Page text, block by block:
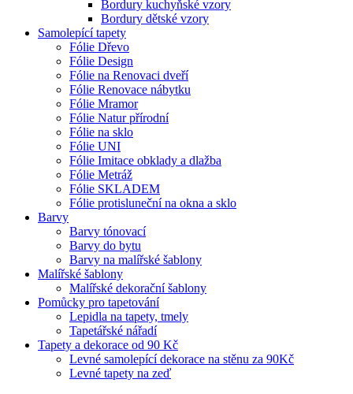
Bordury kuchyňské vzory
Bordury dětské vzory
Samolepící tapety
Fólie Dřevo
Fólie Design
Fólie na Renovaci dveří
Fólie Renovace nábytku
Fólie Mramor
Fólie Natur přírodní
Fólie na sklo
Fólie UNI
Fólie Imitace obklady a dlažba
Fólie Metráž
Fólie SKLADEM
Fólie protisluneční na okna a sklo
Barvy
Barvy tónovací
Barvy do bytu
Barvy na malířské šablony
Malířské šablony
Malířské dekorační šablony
Pomůcky pro tapetování
Lepidla na tapety, tmely
Tapetářské nářadí
Tapety a dekorace od 90 Kč
Levné samolepící dekorace na stěnu za 90Kč
Levné tapety na zeď